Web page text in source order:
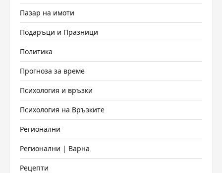
Пазар на имоти
Подаръци и Празници
Политика
Прогноза за време
Психология и връзки
Психология на Връзките
Регионални
Регионални | Варна
Рецепти